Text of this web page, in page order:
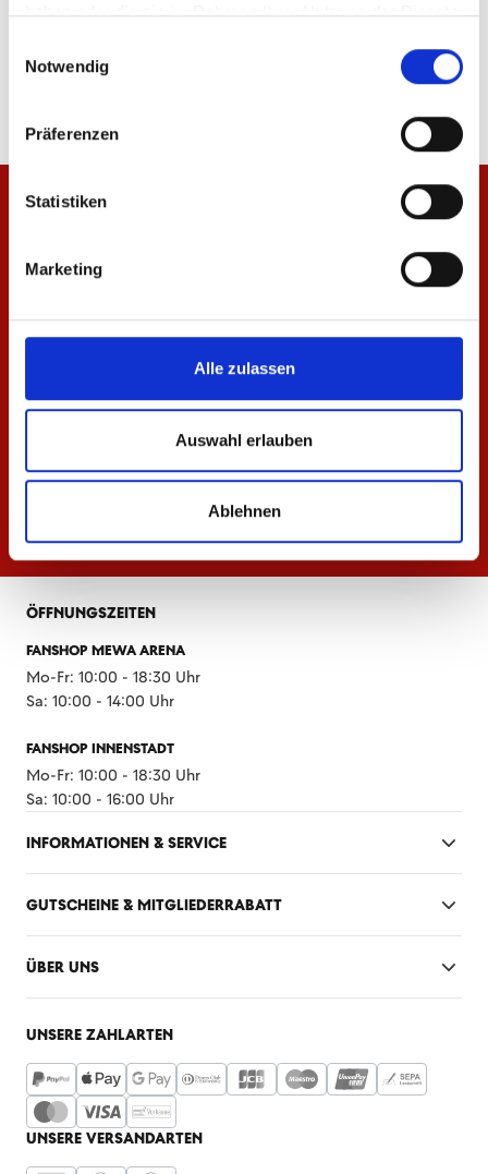
haben oder die sie im Rahmen Ihrer Nutzung der Dienste
Notwendig
Präferenzen
Statistiken
Marketing
Alle zulassen
Auswahl erlauben
Ablehnen
ÖFFNUNGSZEITEN
FANSHOP MEWA ARENA
Mo-Fr: 10:00 - 18:30 Uhr
Sa: 10:00 - 14:00 Uhr
FANSHOP INNENSTADT
Mo-Fr: 10:00 - 18:30 Uhr
Sa: 10:00 - 16:00 Uhr
INFORMATIONEN & SERVICE
GUTSCHEINE & MITGLIEDERRABATT
ÜBER UNS
UNSERE ZAHLARTEN
UNSERE VERSANDARTEN